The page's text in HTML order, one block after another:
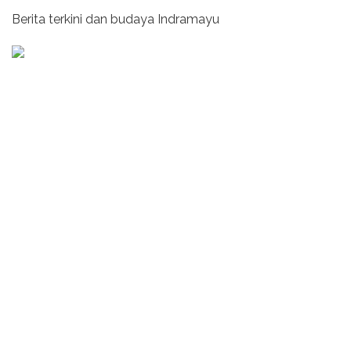
Berita terkini dan budaya Indramayu